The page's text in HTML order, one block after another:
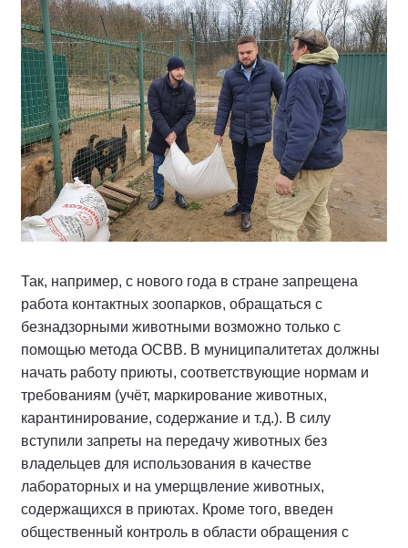
Так, например, с нового года в стране запрещена
работа контактных зоопарков, обращаться с
безнадзорными животными возможно только с
помощью метода ОСВВ. В муниципалитетах должны
начать работу приюты, соответствующие нормам и
требованиям (учёт, маркирование животных,
карантинирование, содержание и т.д.). В силу
вступили запреты на передачу животных без
владельцев для использования в качестве
лабораторных и на умерщвление животных,
содержащихся в приютах. Кроме того, введен
общественный контроль в области обращения с